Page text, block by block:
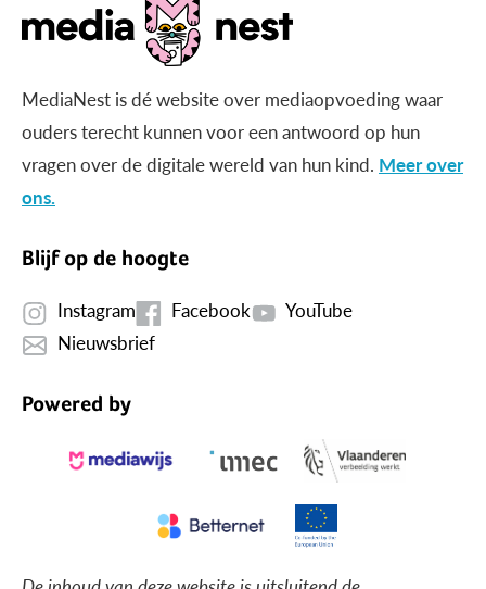
MediaNest is dé website over mediaopvoeding waar
ouders terecht kunnen voor een antwoord op hun
vragen over de digitale wereld van hun kind. Meer over
ons.
Blijf op de hoogte
Instagram Facebook
YouTube
Nieuwsbrief
Powered by